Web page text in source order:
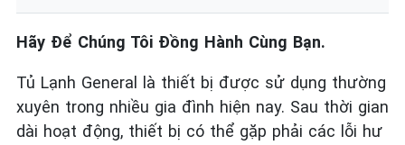
Hãy Để Chúng Tôi Đồng Hành Cùng Bạn.
Tủ Lạnh General là thiết bị được sử dụng thường
xuyên trong nhiều gia đình hiện nay. Sau thời gian
dài hoạt động, thiết bị có thể gặp phải các lỗi hư